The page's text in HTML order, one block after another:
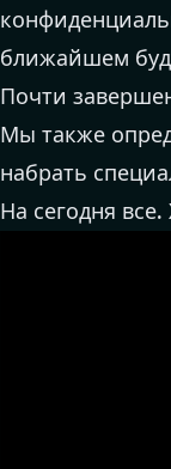
ближайшем
Почти
Мы также
набрать
На сегодня